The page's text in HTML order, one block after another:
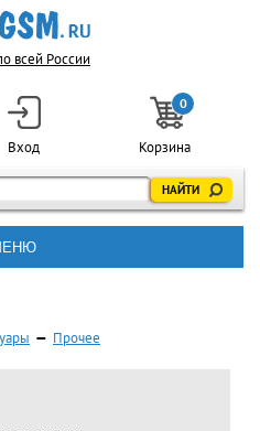
всей России
Вход
0
Корзина
— Прочее